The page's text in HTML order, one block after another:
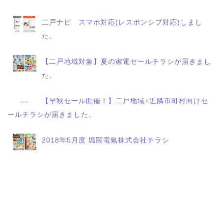
二戸ナビ スマホ対応(レスポンシブ対応)しまし
た。
【二戸地域対象】夏の家電セールチラシが届きまし
た。
【早秋セール開催！】二戸地域+近隣市町村向けセ
ールチラシが届きました。
2018年5月度 堀閤電氣株式会社チラシ